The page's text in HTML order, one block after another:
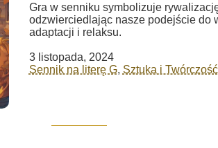
Gra w senniku symbolizuje
odzwierciedlając nasze podejście do
adaptacji i relaksu.
3 listopada, 2024
Sennik na literę G, Sztuka i Twórczość